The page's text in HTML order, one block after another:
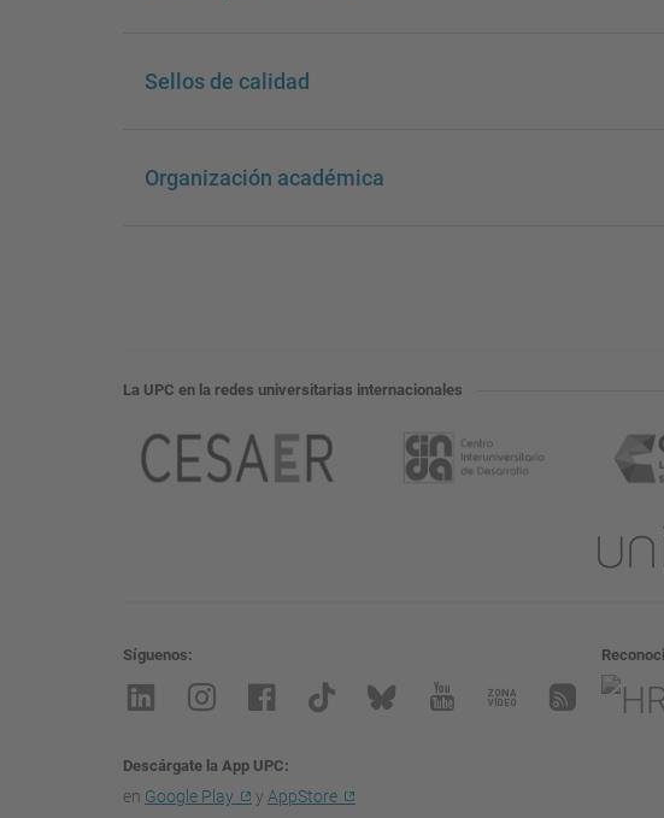
Sellos de calidad
Organización académica
La UPC en la redes universitarias internacionales
Síguenos
Descárgate la App UPC
en Google Play y AppStore